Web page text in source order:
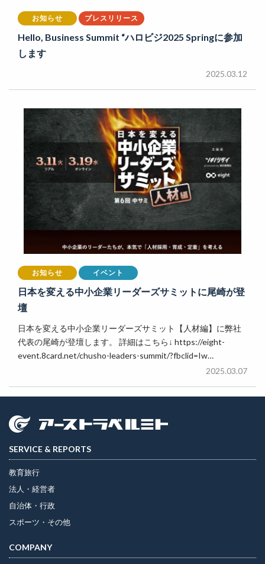
お知らせ プレスリリース
Hello, Business Summit “ハロビジ2025 Springに参加
します
2025.03.12
お知らせ イベント
日本を変える中小企業リーダーズサミットに尾崎が登
壇
日本を変える中小企業リーダーズサミット【人材編】に弊社
代表の尾崎が登壇します。 詳細はこちら↓ https://eight-
event.8card.net/chusho-leaders-summit/?fbclid=Iw…
2025.03.07
SERVICE & REPORTS
教育旅行
法人・経営者
自治体・行政
スポーツ・その他
COMPANY